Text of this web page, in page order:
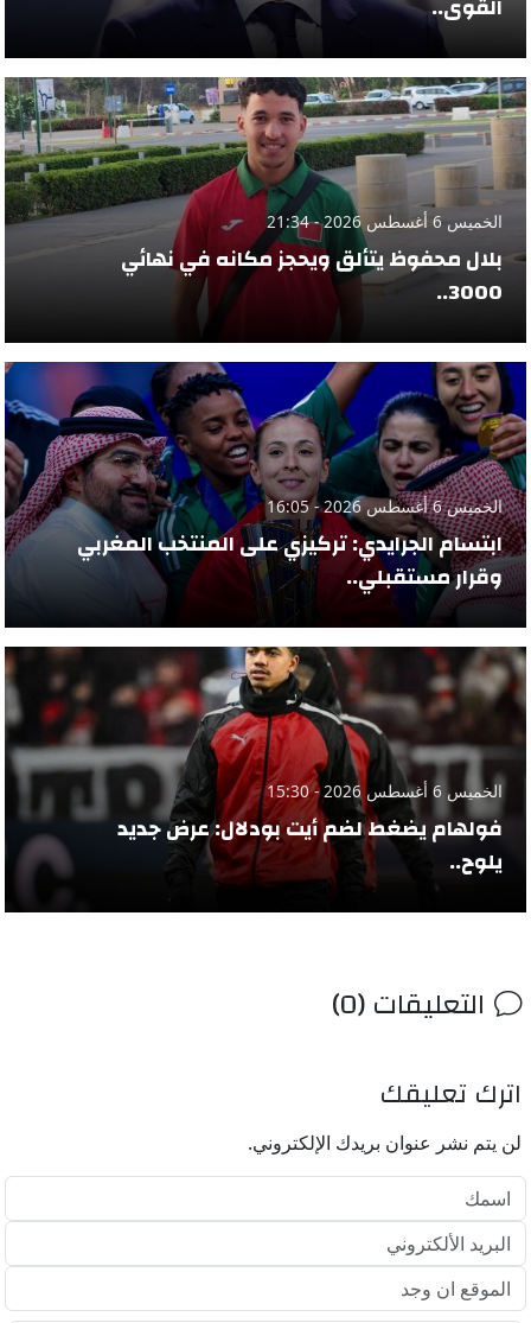
القوى..
الخميس 6 أغسطس 2026 - 21:34
بلال محفوظ يتألق ويحجز مكانه في نهائي
3000..
الخميس 6 أغسطس 2026 - 16:05
ابتسام الجرايدي: تركيزي على المنتخب المغربي
وقرار مستقبلي..
الخميس 6 أغسطس 2026 - 15:30
فولهام يضغط لضم أيت بودلال: عرض جديد
يلوح..
التعليقات (0)
اترك تعليقك
لن يتم نشر عنوان بريدك الإلكتروني.